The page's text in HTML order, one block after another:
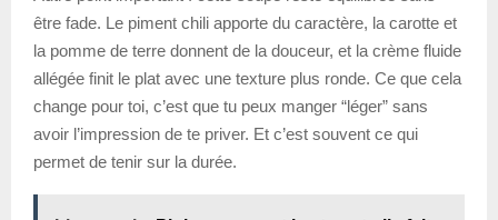
être fade. Le piment chili apporte du caractère, la carotte et
la pomme de terre donnent de la douceur, et la crème fluide
allégée finit le plat avec une texture plus ronde. Ce que cela
change pour toi, c’est que tu peux manger “léger” sans
avoir l’impression de te priver. Et c’est souvent ce qui
permet de tenir sur la durée.